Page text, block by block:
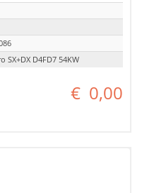
SX+DX D4FD7 54KW
€ 0,00